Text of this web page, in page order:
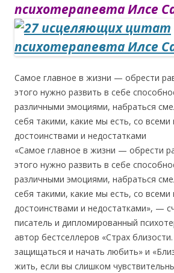
психотерапевта Илсе
Самое главное в жизни — обрести
этого нужно развить в себе
различными эмоциями, набраться
себя такими, какие мы есть, со
достоинствами и недостатками
«Самое главное в жизни — обрести
этого нужно развить в себе
различными эмоциями, набраться
себя такими, какие мы есть, со
достоинствами и недостатками», —
писатель и дипломированный
автор бестселлеров «Страх
защищаться и начать любить» и
жить, если вы слишком